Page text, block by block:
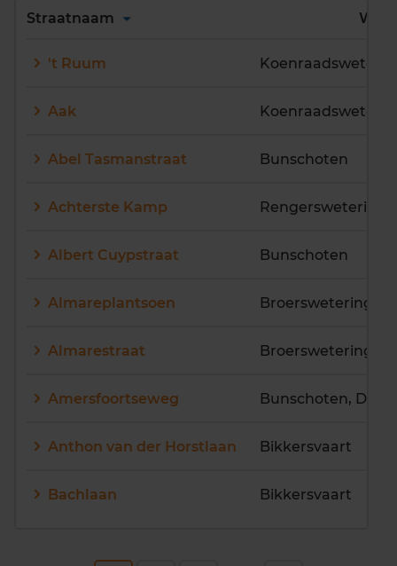
Alles
Q
U
V
Straatnaam Wijk
't Ruum
Aak
Abel Tasmanstraat Bunschoten
Achterste Kamp Rengerswetering
Albert Cuypstraat Bunschoten
Almareplantsoen Broerswetering
Almarestraat Broerswetering
Amersfoortseweg Bunschoten, De
Anthon van der Horstlaan Bikkersvaart
Bachlaan Bikkersvaart